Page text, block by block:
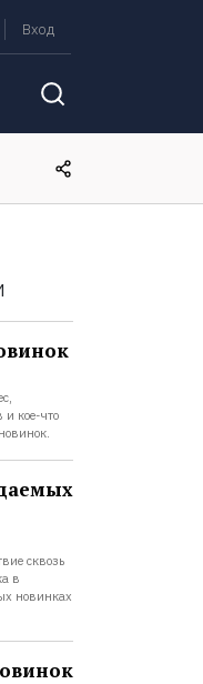
Вход
и кое-что
сквозь
в
новинках